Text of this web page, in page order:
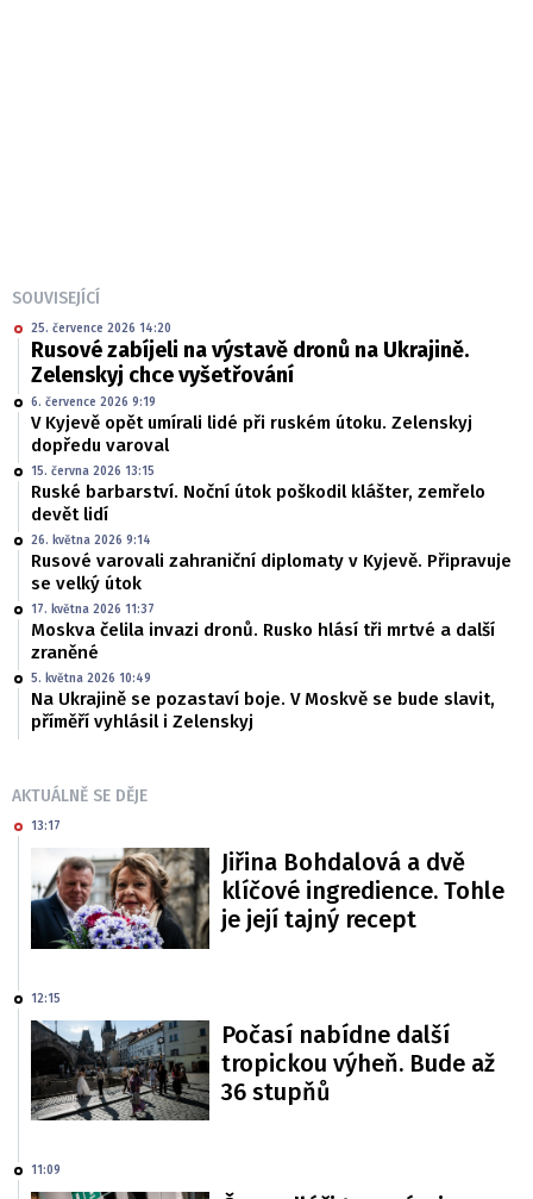
SOUVISEJÍCÍ
25. července 2026 14:20
Rusové zabíjeli na výstavě dronů na Ukrajině.
Zelenskyj chce vyšetřování
6. července 2026 9:19
V Kyjevě opět umírali lidé při ruském útoku. Zelenskyj
dopředu varoval
15. června 2026 13:15
Ruské barbarství. Noční útok poškodil klášter, zemřelo
devět lidí
26. května 2026 9:14
Rusové varovali zahraniční diplomaty v Kyjevě. Připravuje
se velký útok
17. května 2026 11:37
Moskva čelila invazi dronů. Rusko hlásí tři mrtvé a další
zraněné
5. května 2026 10:49
Na Ukrajině se pozastaví boje. V Moskvě se bude slavit,
příměří vyhlásil i Zelenskyj
AKTUÁLNĚ SE DĚJE
13:17
Jiřina Bohdalová a dvě
klíčové ingredience. Tohle
je její tajný recept
12:15
Počasí nabídne další
tropickou výheň. Bude až
36 stupňů
11:09